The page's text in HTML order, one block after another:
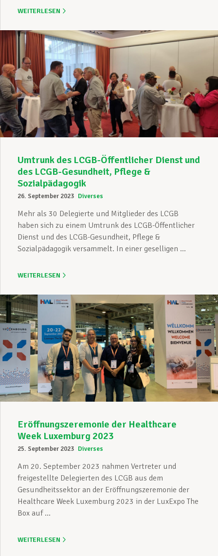
WEITERLESEN
Umtrunk des LCGB-Öffentlicher Dienst und
des LCGB-Gesundheit, Pflege &
Sozialpädagogik
26. September 2023 Diverses
Mehr als 30 Delegierte und Mitglieder des LCGB
haben sich zu einem Umtrunk des LCGB-Öffentlicher
Dienst und des LCGB-Gesundheit, Pflege &
Sozialpädagogik versammelt. In einer geselligen ...
WEITERLESEN
Eröffnungszeremonie der Healthcare
Week Luxemburg 2023
25. September 2023 Diverses
Am 20. September 2023 nahmen Vertreter und
freigestellte Delegierten des LCGB aus dem
Gesundheitssektor an der Eröffnungszeremonie der
Healthcare Week Luxemburg 2023 in der LuxExpo The
Box auf ...
WEITERLESEN